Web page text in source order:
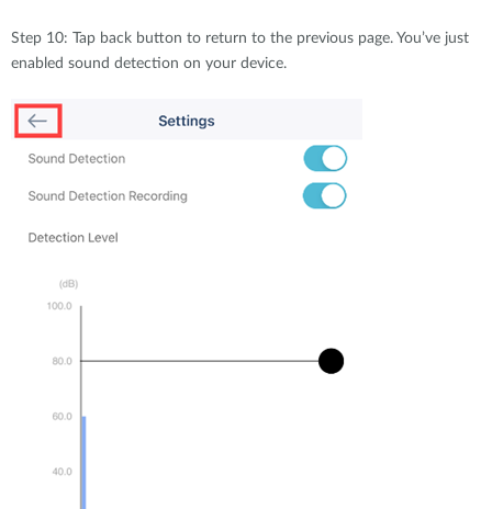
Step 10: Tap back button to return to the previous page. You’ve just
enabled sound detection on your device.